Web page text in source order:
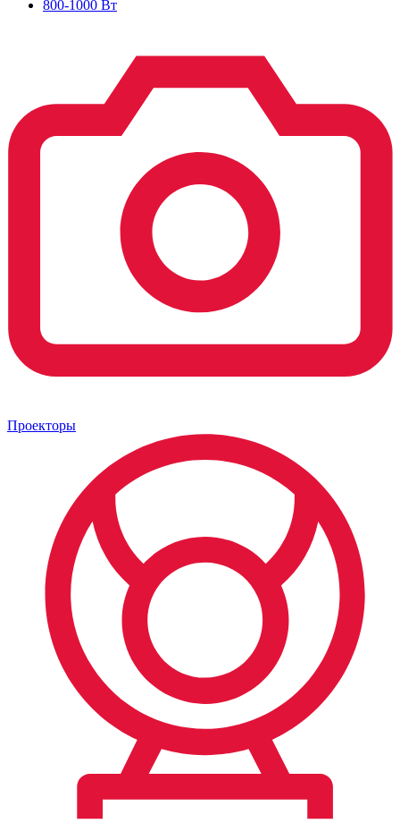
800-1000 Вт
Проекторы